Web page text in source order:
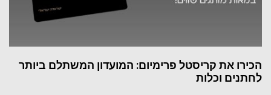
הכירו את קריסטל פרימיום: המועדון המשתלם ביותר
לחתנים וכלות